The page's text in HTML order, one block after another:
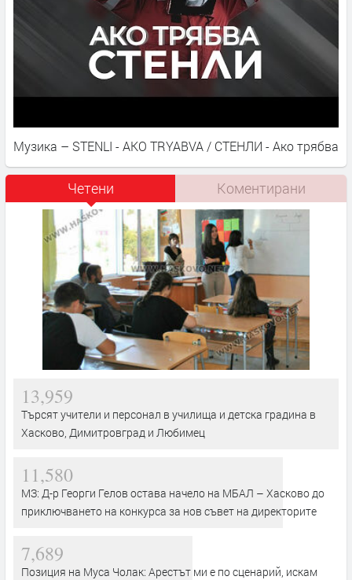
Музика – STENLI - AKO TRYABVA / СТЕНЛИ - Ако трябва
Четени Коментирани
13,959
Търсят учители и персонал в училища и детска градина в
Хасково, Димитровград и Любимец
11,580
МЗ: Д-р Георги Гелов остава начело на МБАЛ – Хасково до
приключването на конкурса за нов съвет на директорите
7,689
Позиция на Муса Чолак: Арестът ми е по сценарий, искам